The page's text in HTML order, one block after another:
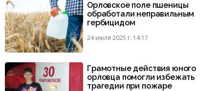
Орловское поле пшеницы
обработали неправильным
гербицидом
24 июля 2025 г. 14:17
Грамотные действия юного
орловца помогли избежать
трагедии при пожаре